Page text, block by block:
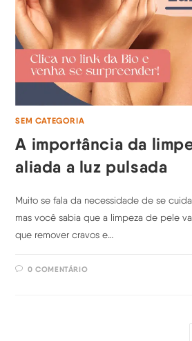
SEM CATEGORIA
A importância da
aliada a luz pulsada
Muito se fala da necessidade de se
mas você sabia que a limpeza de pele
que remover cravos e…
0 COMENTÁRIO